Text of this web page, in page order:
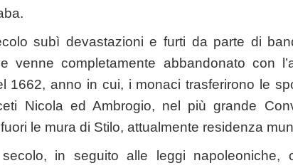
subì devastazioni e furti da parte di
venne completamente abbandonato con
1662, anno in cui, i monaci trasferirono le
Nicola ed Ambrogio, nel più grande
le mura di Stilo, attualmente residenza
in seguito alle leggi napoleoniche,